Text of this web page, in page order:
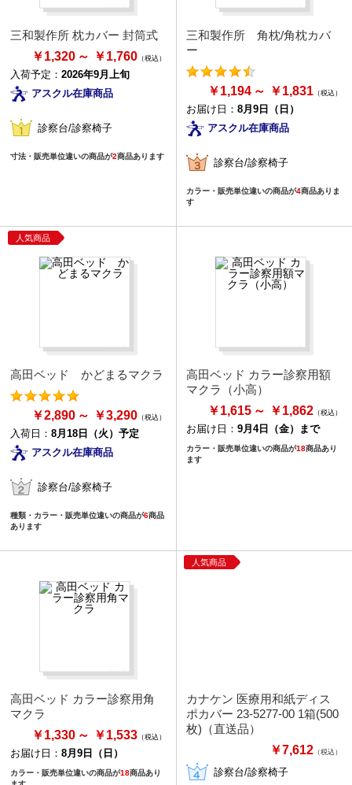
三和製作所 枕カバー 封筒式
￥1,320
￥1,760
入荷予定： 2026年9月上旬
アスクル在庫商品
診察台/診察椅子
寸法・販売単位違いの商品が2商品あります
三和製作所 角枕/角枕カバ
ー
￥1,194 ￥1,831
お届け日： 8月9日（日）
アスクル在庫商品
診察台/診察椅子
カラー・販売単位違いの商品が4商品ありま
す
人気商品
高田ベッド かどまるマクラ
￥2,890 ￥3,290
入荷日： 8月18日（火）予定
アスクル在庫商品
診察台/診察椅子
種類・カラー・販売単位違いの商品が6商品
あります
高田ベッド カラー診察用額
マクラ（小高）
￥1,615
￥1,862
お届け日： 9月4日（金）まで
カラー・販売単位違いの商品が18商品あり
ます
高田ベッド カラー診察用角
マクラ
￥1,330
￥1,533
お届け日： 8月9日（日）
カラー・販売単位違いの商品が18商品あり
人気商品
カナケン 医療用和紙ディス
ポカバー 23-5277-00 1箱(500
枚)（直送品）
￥7,612 （税込）
診察台/診察椅子